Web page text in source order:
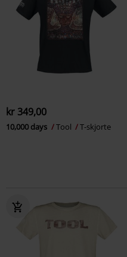
kr 349,00
10,000 days Tool T-skjorte